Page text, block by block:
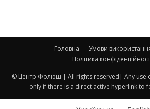
Головна
Умови
Політика
© Центр Фолюш | All rights reserved| Any use
only if there is a direct active hyperlink to